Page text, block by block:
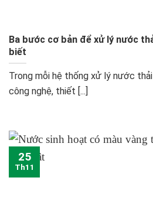
Ba bước cơ bản để xử lý nước
biết
Trong mỗi hệ thống xử lý nước
công nghệ, thiết [...]
25
Th11